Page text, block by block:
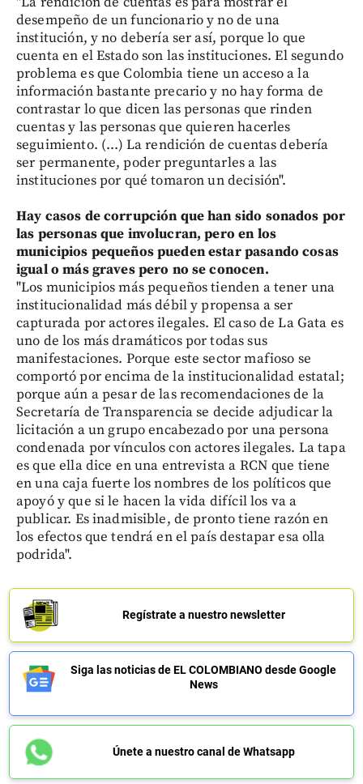
desempeño de un funcionario y no de una
institución, y no debería ser así, porque lo que
cuenta en el Estado son las instituciones. El segundo
problema es que Colombia tiene un acceso a la
información bastante precario y no hay forma de
contrastar lo que dicen las personas que rinden
cuentas y las personas que quieren hacerles
seguimiento. (...) La rendición de cuentas debería
ser permanente, poder preguntarles a las
instituciones por qué tomaron un decisión".
Hay casos de corrupción que han sido sonados por
las personas que involucran, pero en los
municipios pequeños pueden estar pasando cosas
igual o más graves pero no se conocen.
"Los municipios más pequeños tienden a tener una
institucionalidad más débil y propensa a ser
capturada por actores ilegales. El caso de La Gata es
uno de los más dramáticos por todas sus
manifestaciones. Porque este sector mafioso se
comportó por encima de la institucionalidad estatal;
porque aún a pesar de las recomendaciones de la
Secretaría de Transparencia se decide adjudicar la
licitación a un grupo encabezado por una persona
condenada por vínculos con actores ilegales. La tapa
es que ella dice en una entrevista a RCN que tiene
en una caja fuerte los nombres de los políticos que
apoyó y que si le hacen la vida difícil los va a
publicar. Es inadmisible, de pronto tiene razón en
los efectos que tendrá en el país destapar esa olla
podrida".
Regístrate a nuestro newsletter
Siga las noticias de EL COLOMBIANO desde Google
News
Únete a nuestro canal de Whatsapp